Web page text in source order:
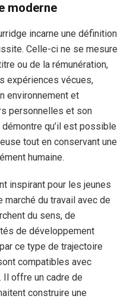
moderne
incarne une définition
Celle-ci ne se mesure
ou de la rémunération,
expériences vécues,
environnement et
personnelles et son
qu’il est possible
tout en conservant une
humaine.
inspirant pour les jeunes
du travail avec de
du sens, de
de développement
ce type de trajectoire
compatibles avec
Il offre un cadre de
construire une